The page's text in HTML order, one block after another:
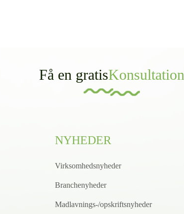
Få en gratisKonsultation
NYHEDER
Virksomhedsnyheder
Branchenyheder
Madlavnings-/opskriftsnyheder